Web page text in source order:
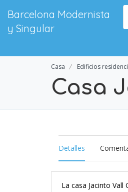
Barcelona Modernista
y Singular
Casa Edificios
Casa
Detalles
La casa Jacinto